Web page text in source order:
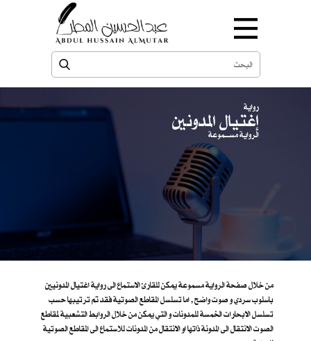
رواية
إغتيال المدونين
الرواية مســـموعة
من خلال صفحة الرواية مسموعة يمكن للقارئ الاستماع الى رواية اغتيال المدونيين
باسلوب سردي و صوت واضح , اما تسلسل المقاطع الصوتية فقد تم ترتيبها حسب
تسلسل الابحارات الخمسة للمدونات و التي يمكن من خلال الروابط التشعبية لمقاطع
الصوت الانتقال الى المدونة ذاتها او الانتقال من المدونات للاستماع الى المقاطع الصوتية